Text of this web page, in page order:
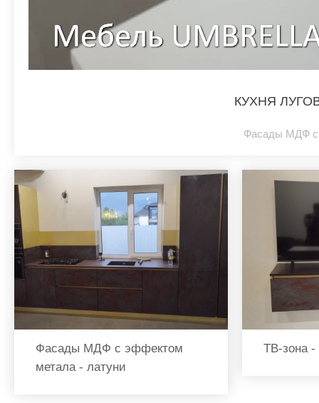
КУХНЯ
Фасады МДФ с
Фасады МДФ с эффектом
метала - латуни
ТВ-зона -